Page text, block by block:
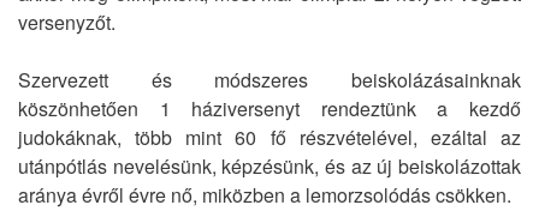
versenyzőt.
Szervezett és módszeres beiskolázásainknak
köszönhetően 1 háziversenyt rendeztünk a kezdő
judokáknak, több mint 60 fő részvételével, ezáltal az
utánpótlás nevelésünk, képzésünk, és az új beiskolázottak
aránya évről évre nő, miközben a lemorzsolódás csökken.